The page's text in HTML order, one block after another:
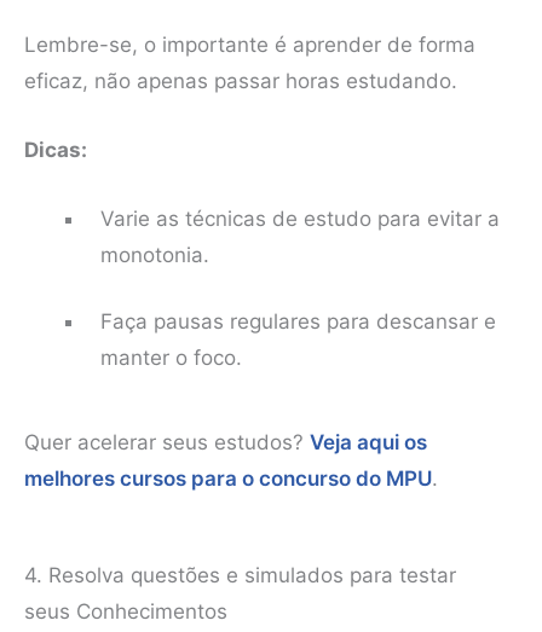
Lembre-se, o importante é aprender de forma
eficaz, não apenas passar horas estudando.
Dicas:
Varie as técnicas de estudo para evitar a
monotonia.
Faça pausas regulares para descansar e
manter o foco.
Quer acelerar seus estudos? Veja aqui os
melhores cursos para o concurso do MPU.
4. Resolva questões e simulados para testar
seus Conhecimentos